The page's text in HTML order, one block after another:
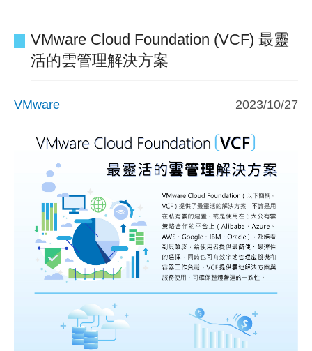
VMware Cloud Foundation (VCF) 最靈
活的雲管理解決方案
VMware 2023/10/27